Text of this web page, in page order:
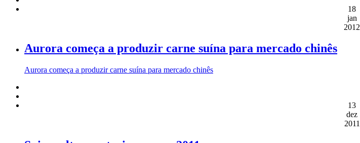
18
jan
2012
Aurora começa a produzir carne suína para mercado chinês
Aurora começa a produzir carne suína para mercado chinês
13
dez
2011